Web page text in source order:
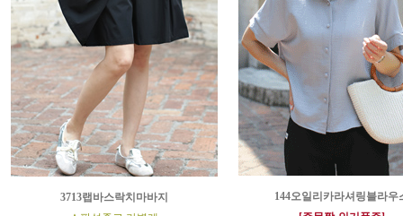
3713랩바스락치마바지
144오일리카라셔링블라우